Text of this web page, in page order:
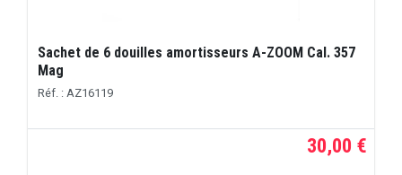
Sachet de 6 douilles amortisseurs A-ZOOM Cal. 357
Mag
Réf. : AZ16119
30,00 €